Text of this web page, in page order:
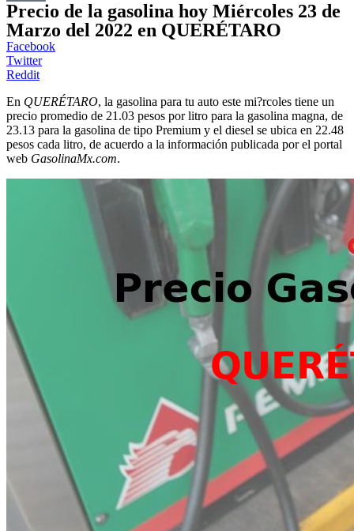
Precio de la gasolina hoy Miércoles 23 de
Marzo del 2022 en QUERÉTARO
Facebook
Twitter
Reddit
En QUERÉTARO, la gasolina para tu auto este mi?rcoles tiene un
precio promedio de 21.03 pesos por litro para la gasolina magna, de
23.13 para la gasolina de tipo Premium y el diesel se ubica en 22.48
pesos cada litro, de acuerdo a la información publicada por el portal
web GasolinaMx.com.